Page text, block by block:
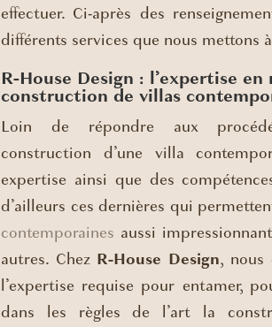
effectuer. Ci-après des
différents services que nous mettons
R-House Design : l’expertise
construction de villas
Loin de répondre aux
construction d’une villa
expertise ainsi que des
d’ailleurs ces dernières qui
contemporaines aussi
autres. Chez R-House Design, nous
l’expertise requise pour entamer,
dans les règles de l’art la